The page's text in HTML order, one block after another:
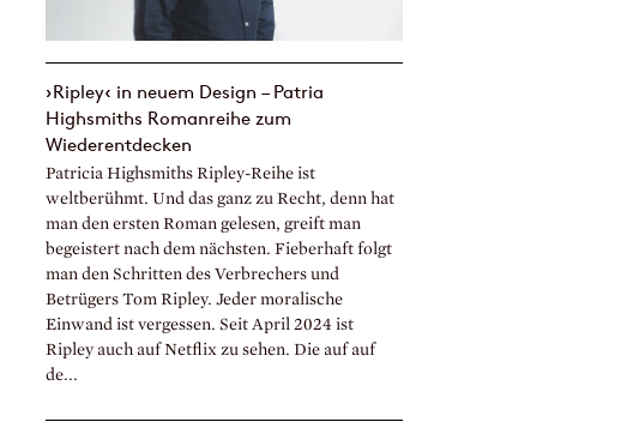
›Ripley‹ in neuem Design – Patria
Highsmiths Romanreihe zum
Wiederentdecken
Patricia Highsmiths Ripley-Reihe ist
weltberühmt. Und das ganz zu Recht, denn hat
man den ersten Roman gelesen, greift man
begeistert nach dem nächsten. Fieberhaft folgt
man den Schritten des Verbrechers und
Betrügers Tom Ripley. Jeder moralische
Einwand ist vergessen. Seit April 2024 ist
Ripley auch auf Netflix zu sehen. Die auf auf
de...